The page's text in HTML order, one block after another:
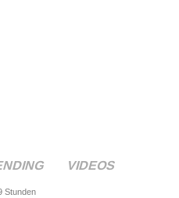
VIDEOS
Stunden